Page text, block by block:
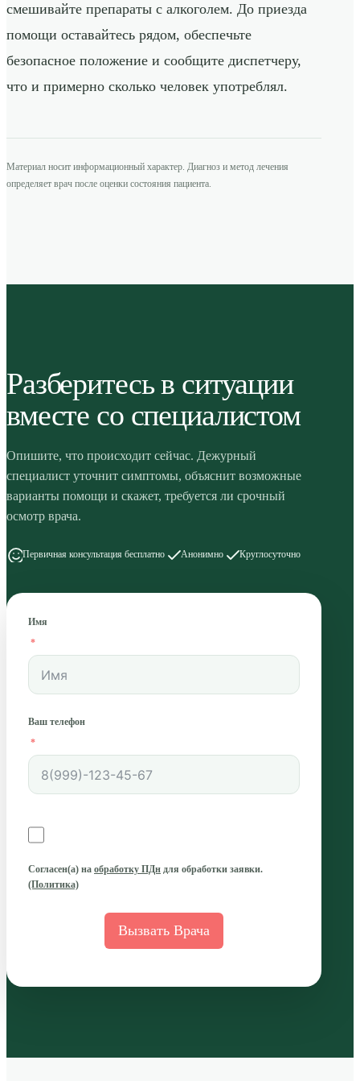
смешивайте препараты с алкоголем. До приезда
помощи оставайтесь рядом, обеспечьте
безопасное положение и сообщите диспетчеру,
что и примерно сколько человек употреблял.
Материал носит информационный характер. Диагноз и метод лечения
определяет врач после оценки состояния пациента.
Разберитесь в ситуации
вместе со специалистом
Опишите, что происходит сейчас. Дежурный
специалист уточнит симптомы, объяснит возможные
варианты помощи и скажет, требуется ли срочный
осмотр врача.
Первичная консультация бесплатно Анонимно Круглосуточно
Имя
Ваш телефон
Согласен(а) на обработку ПДн для обработки заявки.
(Политика)
Вызвать Врача